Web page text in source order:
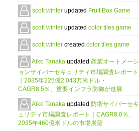
scott winter updated Fruit Box Game
scott winter updated color tiles game
scott winter created color tiles game
Aiko Tanaka updated 産業オートメーシ
ョンサイバーセキュリティ市場調査レポート
｜2035年225億2,043万米ドル・
CAGR8.5％、重要インフラ防御が進展
Aiko Tanaka updated 防衛サイバーセキ
ュリティ市場調査レポート｜CAGR8.0％、
2035年460億米ドルの市場展望